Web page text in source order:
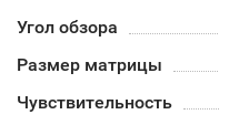
Угол обзора
Размер матрицы
Чувствительность